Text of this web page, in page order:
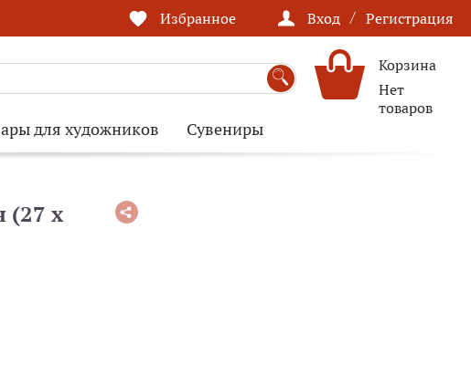
Избранное Вход / Регистрация
Корзина
Нет
товаров
для художников Сувениры
(27 х